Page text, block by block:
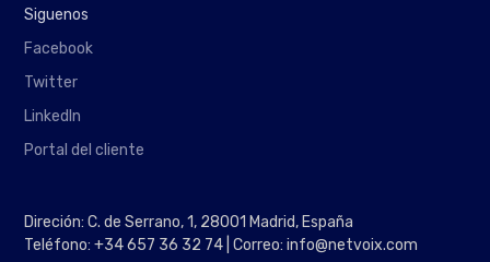
Siguenos
Facebook
Twitter
LinkedIn
Portal del cliente
Direción: C. de Serrano, 1, 28001 Madrid, España
Teléfono: +34 657 36 32 74 | Correo: info@netvoix.com